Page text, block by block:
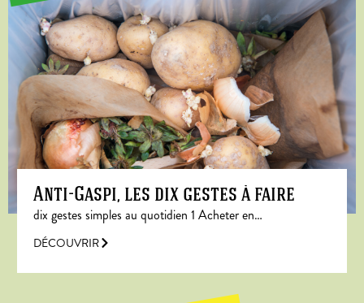
Anti-Gaspi, les dix gestes à faire
dix gestes simples au quotidien 1 Acheter en…
DÉCOUVRIR